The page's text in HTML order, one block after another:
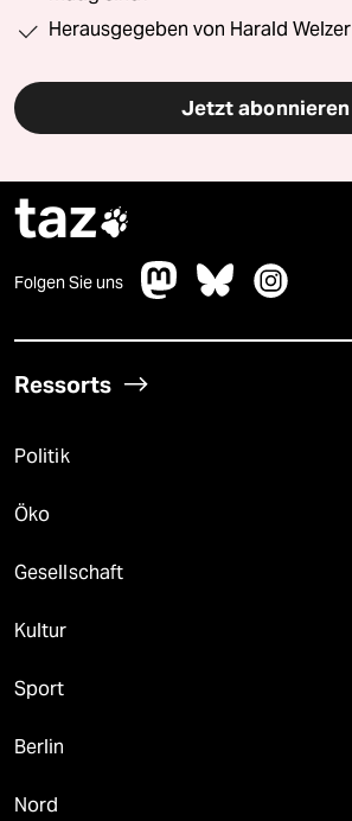
Herausgegeben von Harald Welzer
Jetzt abonnieren
taz
Folgen Sie uns
Ressorts
Politik
Öko
Gesellschaft
Kultur
Sport
Berlin
Nord